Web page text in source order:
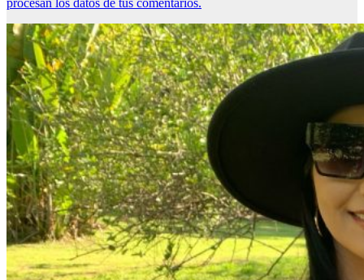
procesan los datos de tus comentarios.